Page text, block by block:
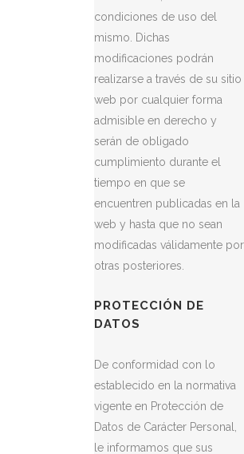
condiciones de uso del
mismo. Dichas
modificaciones podrán
realizarse a través de su sitio
web por cualquier forma
admisible en derecho y
serán de obligado
cumplimiento durante el
tiempo en que se
encuentren publicadas en la
web y hasta que no sean
modificadas válidamente por
otras posteriores.
PROTECCIÓN DE
DATOS
De conformidad con lo
establecido en la normativa
vigente en Protección de
Datos de Carácter Personal,
le informamos que sus